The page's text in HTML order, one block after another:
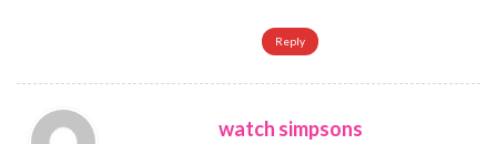
Reply
watch simpsons